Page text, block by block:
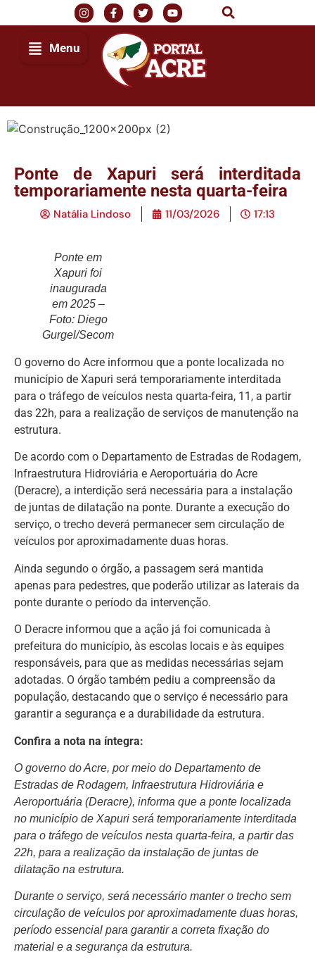
Menu
Ponte de Xapuri será interditada
temporariamente nesta quarta-feira
Natália Lindoso 11/03/2026 17:13
Ponte em
Xapuri foi
inaugurada
em 2025 –
Foto: Diego
Gurgel/Secom
O governo do Acre informou que a ponte localizada no
município de Xapuri será temporariamente interditada
para o tráfego de veículos nesta quarta-feira, 11, a partir
das 22h, para a realização de serviços de manutenção na
estrutura.
De acordo com o Departamento de Estradas de Rodagem,
Infraestrutura Hidroviária e Aeroportuária do Acre
(Deracre), a interdição será necessária para a instalação
de juntas de dilatação na ponte. Durante a execução do
serviço, o trecho deverá permanecer sem circulação de
veículos por aproximadamente duas horas.
Ainda segundo o órgão, a passagem será mantida
apenas para pedestres, que poderão utilizar as laterais da
ponte durante o período da intervenção.
O Deracre informou que a ação já foi comunicada à
prefeitura do município, às escolas locais e às equipes
responsáveis, para que as medidas necessárias sejam
adotadas. O órgão também pediu a compreensão da
população, destacando que o serviço é necessário para
garantir a segurança e a durabilidade da estrutura.
Confira a nota na íntegra:
O governo do Acre, por meio do Departamento de
Estradas de Rodagem, Infraestrutura Hidroviária e
Aeroportuária (Deracre), informa que a ponte localizada
no município de Xapuri será temporariamente interditada
para o tráfego de veículos nesta quarta-feira, a partir das
22h, para a realização da instalação de juntas de
dilatação na estrutura.
Durante o serviço, será necessário manter o trecho sem
circulação de veículos por aproximadamente duas horas,
período essencial para garantir a correta fixação do
material e a segurança da estrutura.